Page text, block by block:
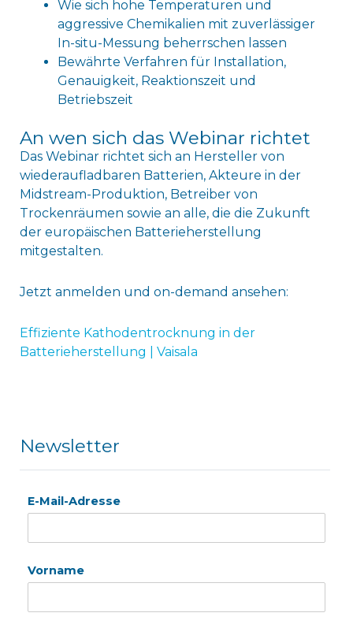
Wie sich hohe Temperaturen und
aggressive Chemikalien mit zuverlässiger
In-situ-Messung beherrschen lassen
Bewährte Verfahren für Installation,
Genauigkeit, Reaktionszeit und
Betriebszeit
An wen sich das Webinar richtet
Das Webinar richtet sich an Hersteller von
wiederaufladbaren Batterien, Akteure in der
Midstream-Produktion, Betreiber von
Trockenräumen sowie an alle, die die Zukunft
der europäischen Batterieherstellung
mitgestalten.
Jetzt anmelden und on-demand ansehen:
Effiziente Kathodentrocknung in der
Batterieherstellung | Vaisala
Newsletter
E-Mail-Adresse
Vorname